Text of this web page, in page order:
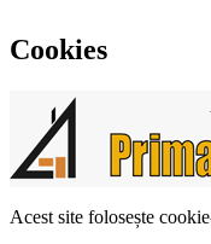
Cookies
Acest site folosește